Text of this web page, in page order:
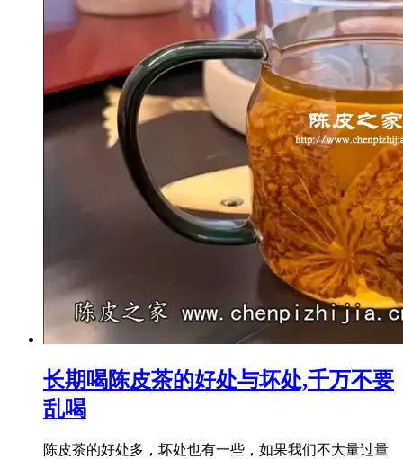
长期喝陈皮茶的好处与坏处,千万不要
乱喝
陈皮茶的好处多，坏处也有一些，如果我们不大量过量